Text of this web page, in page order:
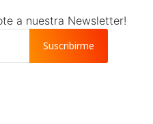
a nuestra Newsletter!
Suscribirme